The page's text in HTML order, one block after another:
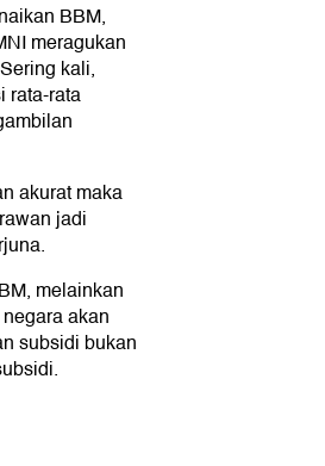
BBM,
meragukan
kali,
rata-rata
akurat maka
jadi
melainkan
akan
subsidi bukan